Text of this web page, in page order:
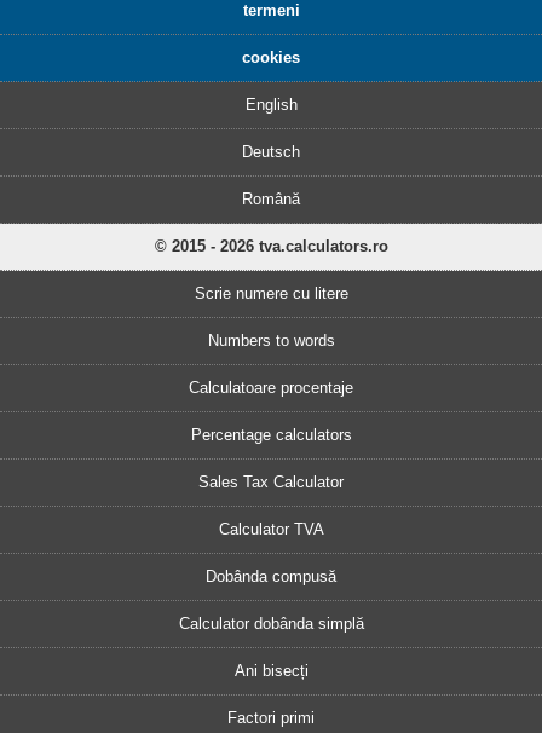
termeni
cookies
English
Deutsch
Română
© 2015 - 2026 tva.calculators.ro
Scrie numere cu litere
Numbers to words
Calculatoare procentaje
Percentage calculators
Sales Tax Calculator
Calculator TVA
Dobânda compusă
Calculator dobânda simplă
Ani bisecți
Factori primi